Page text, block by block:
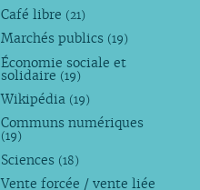
Café libre (21)
Marchés publics (19)
Économie sociale et
solidaire (19)
Wikipédia (19)
Communs numériques
(19)
Sciences (18)
Vente forcée / vente liée